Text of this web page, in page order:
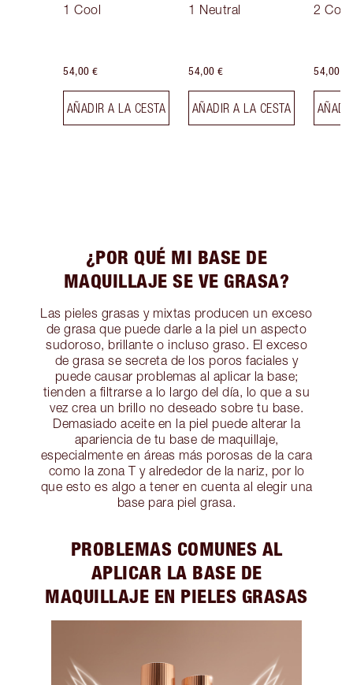
1 Cool
54,00 €
AÑADIR A LA CESTA
1 Neutral
54,00 €
AÑADIR A LA CESTA
2 Cool
54,00 €
¿POR QUÉ MI BASE DE
MAQUILLAJE SE VE GRASA?
Las pieles grasas y mixtas producen un exceso
de grasa que puede darle a la piel un aspecto
sudoroso, brillante o incluso graso. El exceso
de grasa se secreta de los poros faciales y
puede causar problemas al aplicar la base;
tienden a filtrarse a lo largo del día, lo que a su
vez crea un brillo no deseado sobre tu base.
Demasiado aceite en la piel puede alterar la
apariencia de tu base de maquillaje,
especialmente en áreas más porosas de la cara
como la zona T y alrededor de la nariz, por lo
que esto es algo a tener en cuenta al elegir una
base para piel grasa.
PROBLEMAS COMUNES AL
APLICAR LA BASE DE
MAQUILLAJE EN PIELES GRASAS